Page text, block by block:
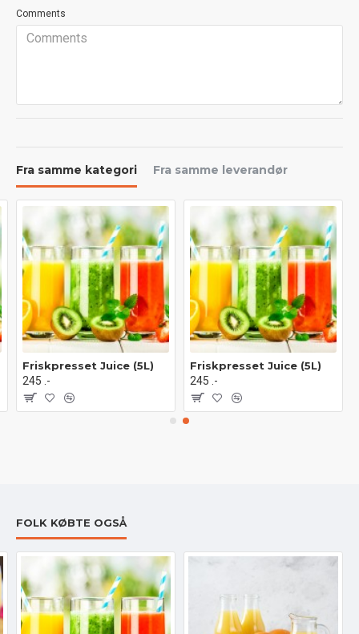
Comments
Fra samme kategori Fra samme leverandør
Friskpresset Juice (5L)
245 .-
Friskpresset Juice (5L)
245 .-
FOLK KØBTE OGSÅ